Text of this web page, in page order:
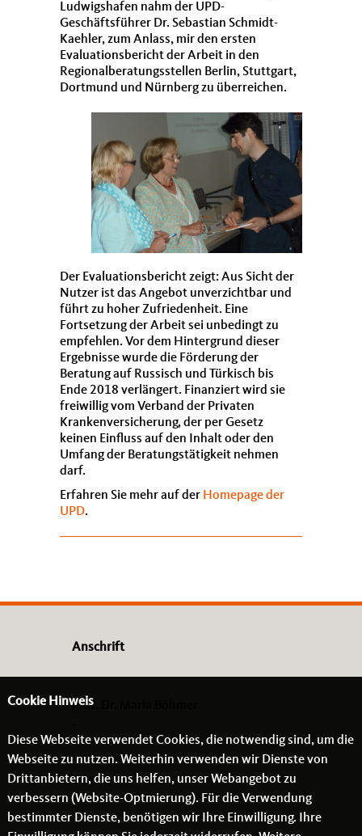
Ludwigshafen nahm der UPD-
Geschäftsführer Dr. Sebastian Schmidt-
Kaehler, zum Anlass, mir den ersten
Evaluationsbericht der Arbeit in den
Regionalberatungsstellen Berlin, Stuttgart,
Dortmund und Nürnberg zu überreichen.
Der Evaluationsbericht zeigt: Aus Sicht der
Nutzer ist das Angebot unverzichtbar und
führt zu hoher Zufriedenheit. Eine
Fortsetzung der Arbeit sei unbedingt zu
empfehlen. Vor dem Hintergrund dieser
Ergebnisse wurde die Förderung der
Beratung auf Russisch und Türkisch bis
Ende 2018 verlängert. Finanziert wird sie
freiwillig vom Verband der Privaten
Krankenversicherung, der per Gesetz
keinen Einfluss auf den Inhalt oder den
Umfang der Beratungstätigkeit nehmen
darf.
Erfahren Sie mehr auf der Homepage der
UPD.
Anschrift
Prof. Dr. Maria Böhmer
- -
Links
Cookie Hinweis
Diese Webseite verwendet Cookies, die notwendig sind, um die
Webseite zu nutzen. Weiterhin verwenden wir Dienste von
Drittanbietern, die uns helfen, unser Webangebot zu
verbessern (Website-Optmierung). Für die Verwendung
bestimmter Dienste, benötigen wir Ihre Einwilligung. Ihre